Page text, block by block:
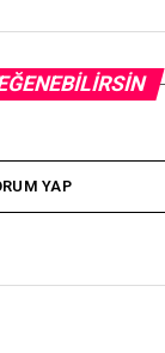
YAP